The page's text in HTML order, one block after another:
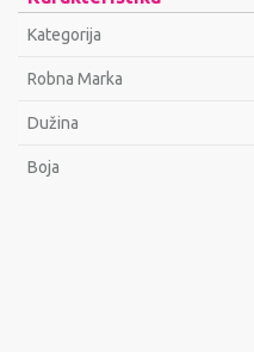
Kategorija
Robna Marka
Dužina
Bоја